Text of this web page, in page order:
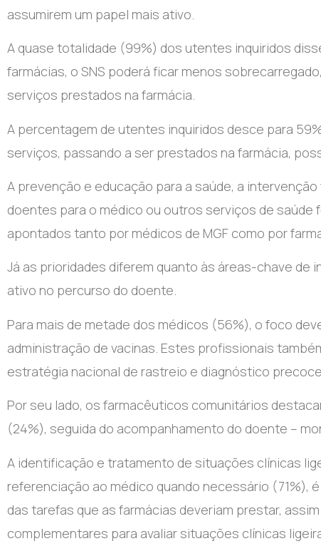
assumirem um papel mais ativo.
A quase totalidade (99%) dos utentes inquiridos
farmácias, o SNS poderá ficar menos
serviços prestados na farmácia.
A percentagem de utentes inquiridos desce para
serviços, passando a ser prestados na farmácia,
A prevenção e educação para a saúde, a
doentes para o médico ou outros serviços de
apontados tanto por médicos de MGF como por
Já as prioridades diferem quanto às áreas-chave de
ativo no percurso do doente.
Para mais de metade dos médicos (56%), o foco
administração de vacinas. Estes profissionais
estratégia nacional de rastreio e diagnóstico
Por seu lado, os farmacêuticos comunitários
(24%), seguida do acompanhamento do doente –
A identificação e tratamento de situações clínicas
referenciação ao médico quando necessário (71%),
das tarefas que as farmácias deveriam prestar,
complementares para avaliar situações clínicas